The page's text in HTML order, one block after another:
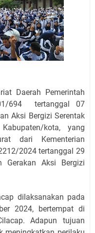
Daerah Pemerintah
694 tertanggal 07
Aksi Bergizi Serentak
kota, yang
dari Kementerian
2024 tertanggal 29
Gerakan Aksi Bergizi
dilaksanakan pada
2024, bertempat di
Adapun tujuan